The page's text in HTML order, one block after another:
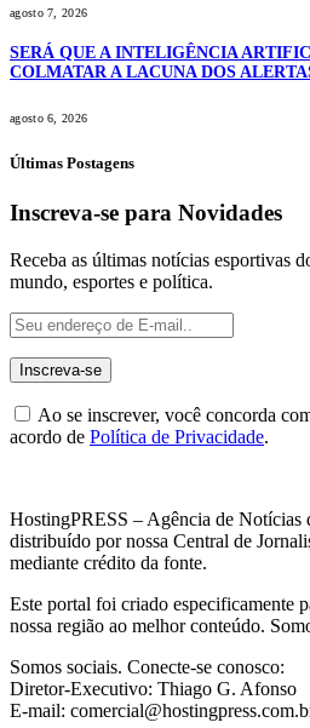
agosto 7, 2026
SERÁ QUE A INTELIGÊNCIA
COLMATAR A LACUNA DOS
agosto 6, 2026
Últimas Postagens
Inscreva-se para Novidades
Receba as últimas notícias esportivas
mundo, esportes e política.
Ao se inscrever, você concorda
acordo de Política de Privacidade.
HostingPRESS – Agência de Notícias
distribuído por nossa Central de
mediante crédito da fonte.
Este portal foi criado especificamente
nossa região ao melhor conteúdo.
Somos sociais. Conecte-se conosco:
Diretor-Executivo: Thiago G. Afonso
E-mail: